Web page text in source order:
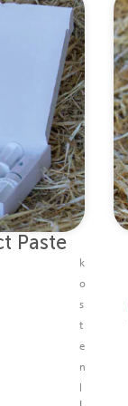
Paste
k
o
s
t
e
n